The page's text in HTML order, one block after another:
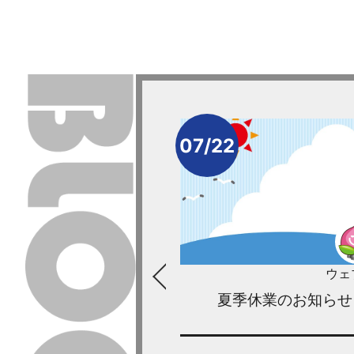
ウェブティ
ついて
07/22
ウ
夏季休業のお知らせ